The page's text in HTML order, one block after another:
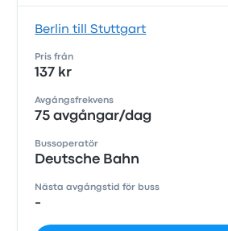
Berlin till Stuttgart
Pris från
137 kr
Avgångsfrekvens
75 avgångar/dag
Bussoperatör
Deutsche Bahn
Nästa avgångstid för buss
-